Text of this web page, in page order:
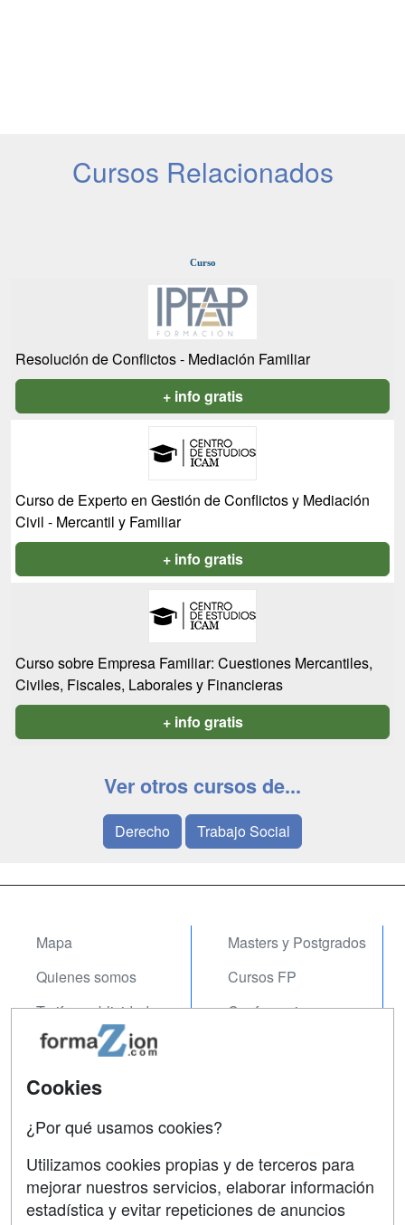
Cursos Relacionados
Curso
Resolución de Conflictos - Mediación Familiar
+ info gratis
Curso de Experto en Gestión de Conflictos y Mediación
Civil - Mercantil y Familiar
+ info gratis
Curso sobre Empresa Familiar: Cuestiones Mercantiles,
Civiles, Fiscales, Laborales y Financieras
+ info gratis
Ver otros cursos de...
Derecho Trabajo Social
Mapa
Quienes somos
Tarifas publicidad
Acceso Usuarios
Acceso Centros
Masters y Postgrados
Cursos FP
Conferencias
Contactar
Confidencialidad
Cookies
¿Por qué usamos cookies?
Utilizamos cookies propias y de terceros para
mejorar nuestros servicios, elaborar información
estadística y evitar repeticiones de anuncios